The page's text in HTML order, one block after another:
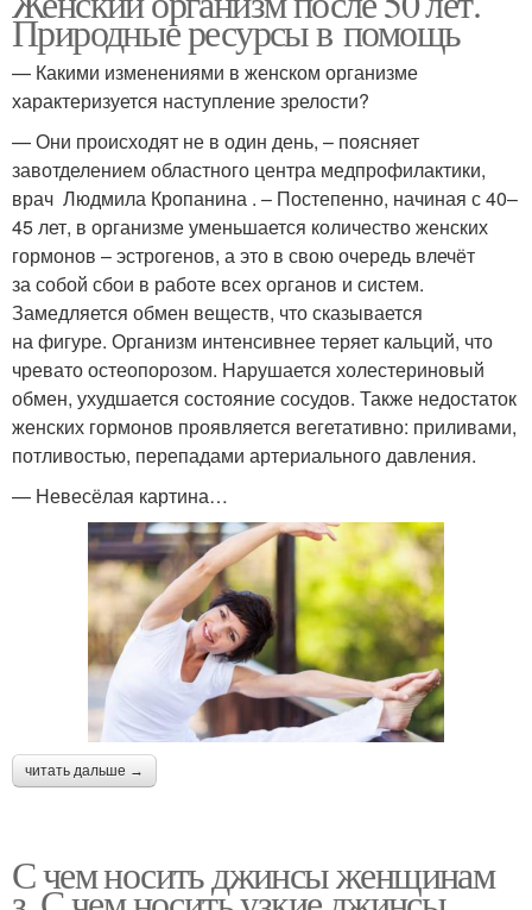
Природные ресурсы в помощь
— Какими изменениями в женском организме
характеризуется наступление зрелости?
— Они происходят не в один день, – поясняет
завотделением областного центра медпрофилактики,
врач Людмила Кропанина . – Постепенно, начиная с 40–
45 лет, в организме уменьшается количество женских
гормонов – эстрогенов, а это в свою очередь влечёт
за собой сбои в работе всех органов и систем.
Замедляется обмен веществ, что сказывается
на фигуре. Организм интенсивнее теряет кальций, что
чревато остеопорозом. Нарушается холестериновый
обмен, ухудшается состояние сосудов. Также недостаток
женских гормонов проявляется вегетативно: приливами,
потливостью, перепадами артериального давления.
— Невесёлая картина…
читать дальше →
С чем носить джинсы женщинам